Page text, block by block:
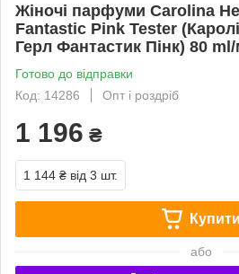
Жіночі парфуми Carolina
Fantastic Pink Tester
Герл Фантастик Пінк) 80
Готово до відправки
Код: 14286
Опт і роздріб
1 196 ₴
1 144 ₴ від 3 шт.
Купити
або